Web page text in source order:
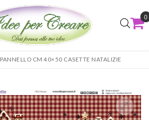
0
PANNELLO CM 40×50 CASETTE NATALIZIE